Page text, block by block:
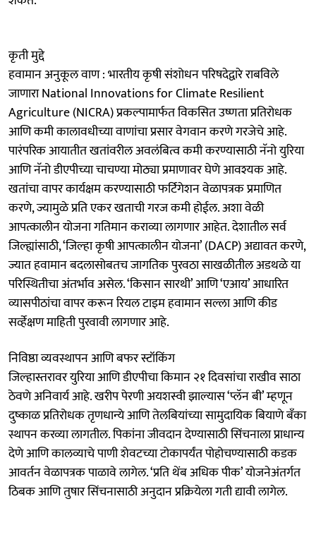
कृती मुद्दे
हवामान अनुकूल वाण : भारतीय कृषी संशोधन परिषदेद्वारे राबविले
जाणारा National Innovations for Climate Resilient
Agriculture (NICRA) प्रकल्पामार्फत विकसित उष्णता प्रतिरोधक
आणि कमी कालावधीच्या वाणांचा प्रसार वेगवान करणे गरजेचे आहे.
पारंपरिक आयातीत खतांवरील अवलंबित्व कमी करण्यासाठी नॅनो युरिया
आणि नॅनो डीएपीच्या चाचण्या मोठ्या प्रमाणावर घेणे आवश्यक आहे.
खतांचा वापर कार्यक्षम करण्यासाठी फर्टिगेशन वेळापत्रक प्रमाणित
करणे, ज्यामुळे प्रति एकर खताची गरज कमी होईल. अशा वेळी
आपत्कालीन योजना गतिमान कराव्या लागणार आहेत. देशातील सर्व
जिल्ह्यांसाठी, ‘जिल्हा कृषी आपत्कालीन योजना’ (DACP) अद्यावत करणे,
ज्यात हवामान बदलासोबतच जागतिक पुरवठा साखळीतील अडथळे या
परिस्थितीचा अंतर्भाव असेल. ‘किसान सारथी’ आणि ‘एआय’ आधारित
व्यासपीठांचा वापर करून रियल टाइम हवामान सल्ला आणि कीड
सर्व्हेक्षण माहिती पुरवावी लागणार आहे.
निविष्ठा व्यवस्थापन आणि बफर स्टॉकिंग
जिल्हास्तरावर युरिया आणि डीएपीचा किमान २१ दिवसांचा राखीव साठा
ठेवणे अनिवार्य आहे. खरीप पेरणी अयशस्वी झाल्यास ‘प्लॅन बी’ म्हणून
दुष्काळ प्रतिरोधक तृणधान्ये आणि तेलबियांच्या सामुदायिक बियाणे बँका
स्थापन करव्या लागतील. पिकांना जीवदान देण्यासाठी सिंचनाला प्राधान्य
देणे आणि कालव्याचे पाणी शेवटच्या टोकापर्यंत पोहोचण्यासाठी कडक
आवर्तन वेळापत्रक पाळावे लागेल. ‘प्रति थेंब अधिक पीक’ योजनेअंतर्गत
ठिबक आणि तुषार सिंचनासाठी अनुदान प्रक्रियेला गती द्यावी लागेल.